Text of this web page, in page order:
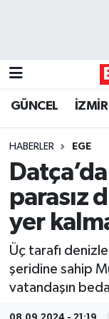
GÜNCEL İZMİR
HABERLER EGE
parasız
yer
Üç tarafı
şeridine sahip
vatandaşın
GÜNCEL
İZMİR
ÖZEL
Programlar